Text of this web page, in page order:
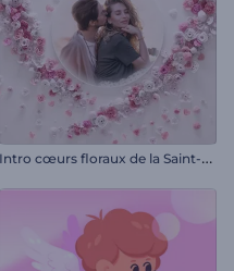
I
ntro cœurs floraux de la Saint-Valentin